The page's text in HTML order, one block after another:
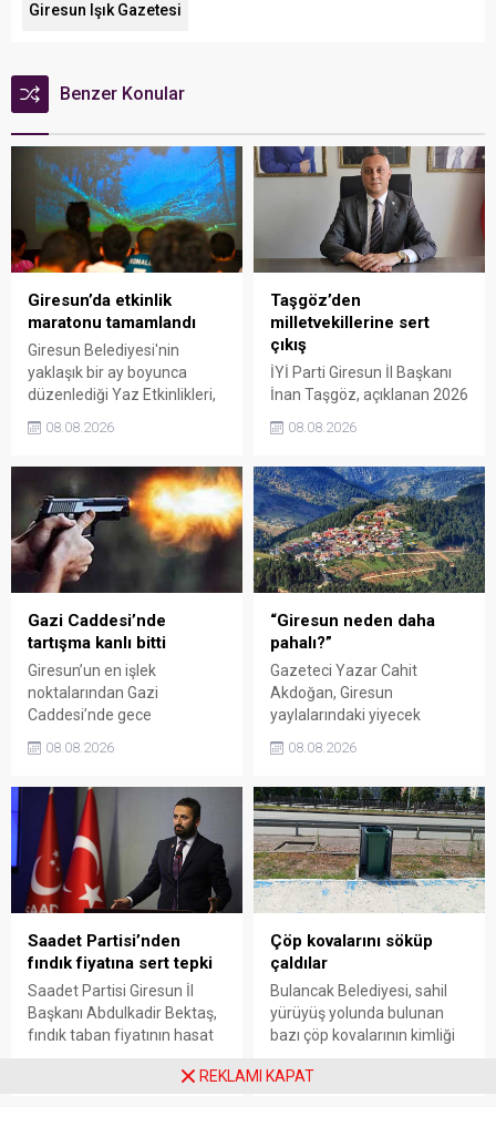
Giresun Işık Gazetesi
Benzer Konular
Giresun’da etkinlik
maratonu tamamlandı
Giresun Belediyesi'nin
yaklaşık bir ay boyunca
düzenlediği Yaz Etkinlikleri,
sanat ve eğlenceyle
organizasyonun ardından
Kadın El Emeği Pazarı'nın
süresi de 16 Ağustos'a
kadar uzatıldı.
08.08.2026
Taşgöz’den
milletvekillerine sert
çıkış
İYİ Parti Giresun İl Başkanı
İnan Taşgöz, açıklanan 2026
üzerinden iktidar
eleştirdi. Taşgöz, üreticinin
emeğinin karşılığını
alamadığını savunarak,
Giresun milletvekillerini
sessiz kalmakla suçladı.
08.08.2026
Gazi Caddesi’nde
tartışma kanlı bitti
Giresun’un en işlek
noktalarından Gazi
Caddesi’nde gece
kavgada A.E. ayağından
bölgede kısa süreli panik
yaşanırken polis geniş çaplı
soruşturma başlattı.
08.08.2026
“Giresun neden daha
pahalı?”
Gazeteci Yazar Cahit
Akdoğan, Giresun
yaylalarındaki yiyecek
belirgin biçimde yüksek
Valiliği, Tarım ve Orman İl
Müdürlüğü ile ilgili kurumları
denetime çağırdı. Akdoğan,
yüzde 50’ye ulaşan fiyat
farklarının araştırılması
gerektiğini söyledi.
08.08.2026
Saadet Partisi’nden
fındık fiyatına sert tepki
Saadet Partisi Giresun İl
Başkanı Abdulkadir Bektaş,
fındık taban fiyatının hasat
açıklanmamasına tepki
Çöp kovalarını söküp
çaldılar
Bulancak Belediyesi, sahil
yürüyüş yolunda bulunan
bazı çöp kovalarının kimliği
sökülerek çalındığını açıkladı.
08.08.2026
REKLAMI KAPAT